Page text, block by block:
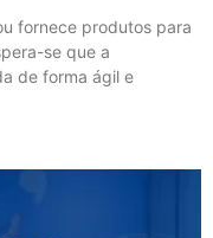
fornece produtos para
se que a
de forma ágil e